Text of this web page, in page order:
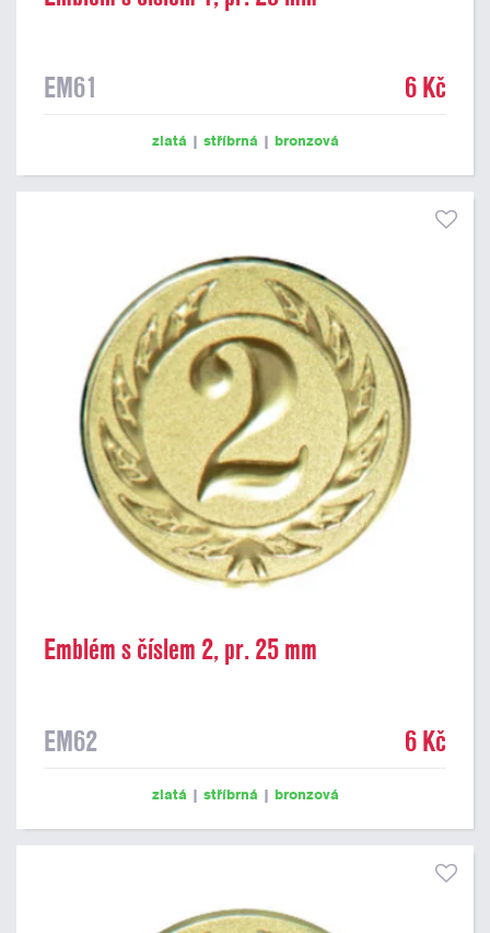
EM61 6 Kč
zlatá | stříbrná | bronzová
Emblém s číslem 2, pr. 25 mm
EM62 6 Kč
zlatá | stříbrná | bronzová